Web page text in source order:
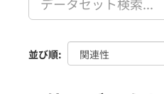
並び順